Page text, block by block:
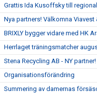
Grattis Ida Kusoffsky till
Nya partners! Välkomna
BRIXLY bygger vidare med HK
Herrlaget träningsmatcher
Stena Recycling AB - NY partner!
Organisationsförändring
Summering av damernas